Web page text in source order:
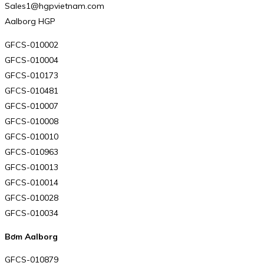
Sales1@hgpvietnam.com
Aalborg HGP
GFCS-010002
GFCS-010004
GFCS-010173
GFCS-010481
GFCS-010007
GFCS-010008
GFCS-010010
GFCS-010963
GFCS-010013
GFCS-010014
GFCS-010028
GFCS-010034
Bơm Aalborg
GFCS-010879